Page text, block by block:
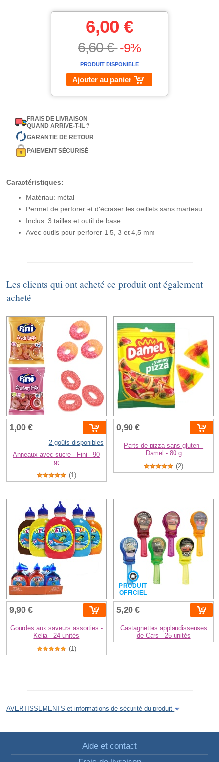
6,00 €
6,60 €-9%
PRODUIT DISPONIBLE
Ajouter au panier
FRAIS DE LIVRAISON
QUAND ARRIVE-T-IL ?
GARANTIE DE RETOUR
PAIEMENT SÉCURISÉ
Caractéristiques:
Matériau: métal
Permet de perforer et d'écraser les oeillets sans marteau
Inclus: 3 tailles et outil de base
Avec outils pour perforer 1,5, 3 et 4,5 mm
Les clients qui ont acheté ce produit ont également
acheté
1,00 €
2 goûts disponibles
Anneaux avec sucre - Fini - 90
gr
(1)
0,90 €
Parts de pizza sans gluten -
Damel - 80 g
(2)
9,90 €
Gourdes aux saveurs assorties -
Kelia - 24 unités
(1)
PRODUIT
OFFICIEL
5,20 €
Castagnettes applaudisseuses
de Cars - 25 unités
AVERTISSEMENTS et informations de sécurité du produit
Aide et contact